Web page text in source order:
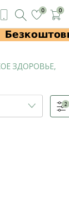
0 0
ЗДОРОВЬЕ,
2